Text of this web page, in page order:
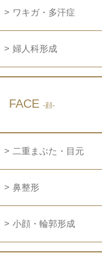
ワキガ・多汗症
婦人科形成
FACE -顔-
二重まぶた・目元
鼻整形
小顔・輪郭形成